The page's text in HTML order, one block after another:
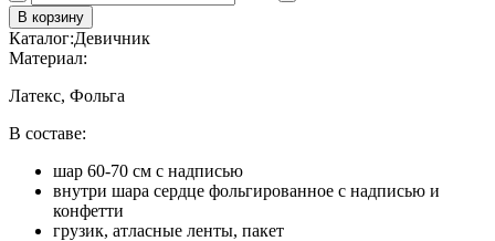
В корзину
Каталог:Девичник
Материал:
Латекс, Фольга
В составе:
шар 60-70 см с надписью
внутри шара сердце фольгированное с надписью и
конфетти
грузик, атласные ленты, пакет